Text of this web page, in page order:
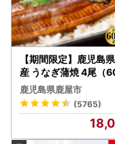
【期間限定】鹿児島
産 うなぎ蒲焼 4尾（
） KN007-004-04-
うなぎ 鰻 魚 惣菜 総菜
鹿児島県鹿屋市
(5765)